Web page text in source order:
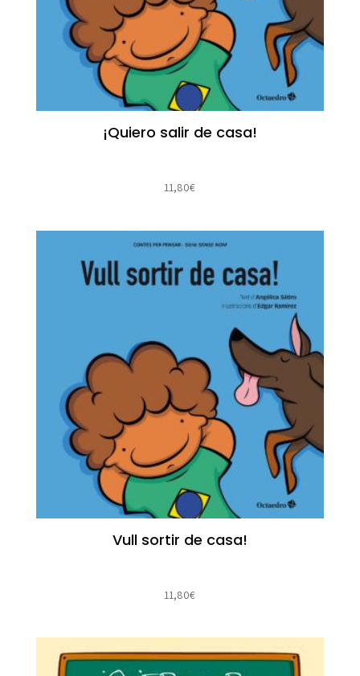
¡Quiero salir de casa!
11,80€
Vull sortir de casa!
11,80€